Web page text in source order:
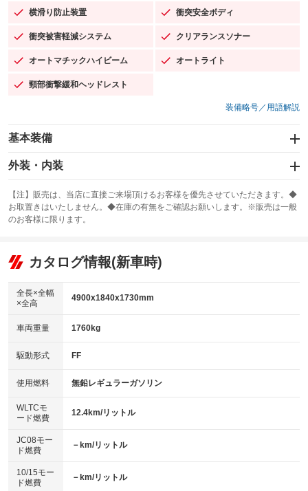
横滑り防止装置
：装備あり 衝突安全ボディ
：装備あり
衝突被害軽減システム
：装備あり クリアランスソナー
：装備あり
オートマチックハイビーム
：装備あり オートライト
：装備あり
頸部衝撃緩和ヘッドレスト
：装備あり
装備略号／用語解説
基本装備
エアバッグ：運転席/助手席/サイド
：装備あり
：装備なし
サンルーフ
：装備なし ABS
リフトアップ
：装備なし
：装備なし
パワーウィンドウ
アイドリングストップ
：装備あり
USB入力端子
：装備あり
100V電源
：装備なし
センターデフロック
：装備なし
電動格納ミラー
：装備あり
外装・内装
カーナビ：メモリーナビ他
：装備あり
TV：フルセグ
：装備あり
ビジュアル
：装備なし
：装備あり
革シート
キーレス
HID(キセノンライト)
：装備なし
バックカメラ
：装備あり
エアロ
：装備なし
：装備なし
パワーシート
ベンチシート
：装備なし
【注】販売は、当店に直接ご来場頂けるお客様を優先させていただきます。◆
お取置きはいたしません。◆在庫の有無をご確認お願いします。※販売は一般
のお客様に限ります。
カタログ情報(新車時)
全長×全幅
×全高
4900x1840x1730mm
車両重量 1760kg
駆動形式 FF
使用燃料 無鉛レギュラーガソリン
WLTCモ
ード燃費
12.4km/リットル
JC08モー
ド燃費
－km/リットル
10/15モー
ド燃費
－km/リットル